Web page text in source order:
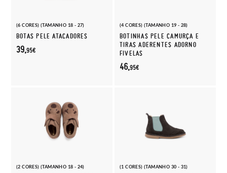
(6 CORES) (TAMANHO 18 - 27)
BOTAS PELE ATACADORES
39,95€
(4 CORES) (TAMANHO 19 - 28)
BOTINHAS PELE CAMURÇA E
TIRAS ADERENTES ADORNO
FIVELAS
46,95€
(2 CORES) (TAMANHO 18 - 24) (1 CORES) (TAMANHO 30 - 31)